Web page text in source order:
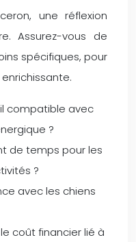
une réflexion
Assurez-vous de
spécifiques, pour
compatible avec
?
de temps pour les
?
avec les chiens
coût financier lié à